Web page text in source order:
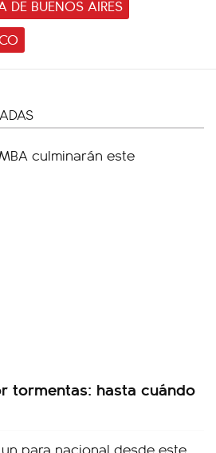
DE BUENOS AIRES
tormentas: hasta cuándo